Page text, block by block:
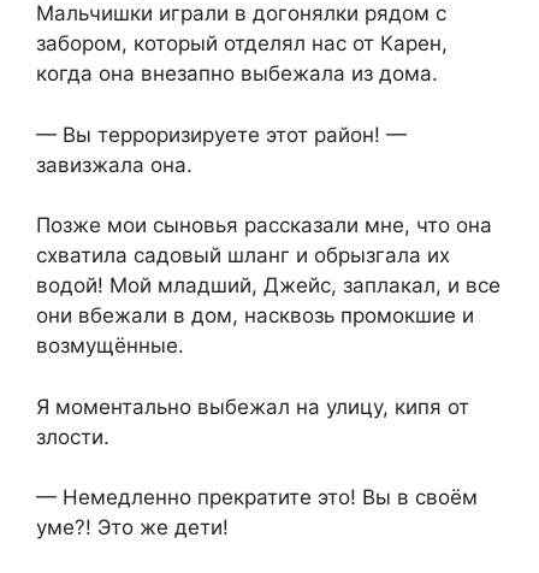
Мальчишки играли в догонялки рядом с
забором, который отделял нас от Карен,
когда она внезапно выбежала из дома.
— Вы терроризируете этот район! —
завизжала она.
Позже мои сыновья рассказали мне, что она
схватила садовый шланг и обрызгала их
водой! Мой младший, Джейс, заплакал, и все
они вбежали в дом, насквозь промокшие и
возмущённые.
Я моментально выбежал на улицу, кипя от
злости.
— Немедленно прекратите это! Вы в своём
уме?! Это же дети!